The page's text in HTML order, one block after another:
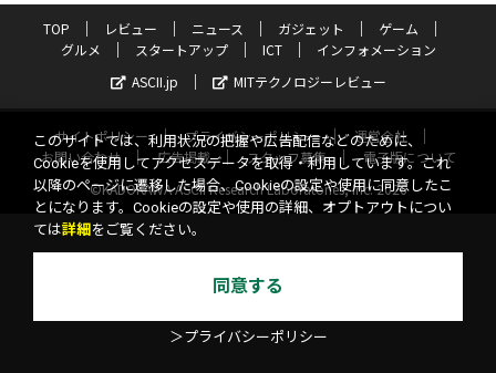
TOP レビュー ニュース ガジェット
ゲーム
グルメ
スタートアップ ICT
インフォメーション
ASCII.jp
MITテクノロジーレビュー
サイトポリシー プライバシーポリシー
運営会社
お問い合わせ
広告掲載 スタッフ募集
電子版について
©KADOKAWA ASCII Research Laboratories, Inc. 2026
このサイトでは、利用状況の把握や広告配信などのために、
Cookieを使用してアクセスデータを取得・利用しています。これ
以降のページに遷移した場合、Cookieの設定や使用に同意したこ
とになります。Cookieの設定や使用の詳細、オプトアウトについ
ては詳細 をご覧ください。
同意する
＞プライバシーポリシー